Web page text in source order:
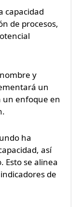
capacidad
de procesos,
y
un
un enfoque en
ha
así
Esto se alinea
de